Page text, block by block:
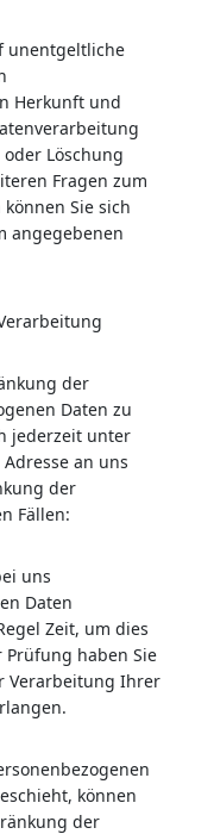
unentgeltliche
Herkunft und
Löschung
Fragen zum
Sie sich
angegebenen
der
Daten zu
jederzeit unter
an uns
der
Fällen:
uns
Daten
Zeit, um dies
haben Sie
Verarbeitung Ihrer
können
der